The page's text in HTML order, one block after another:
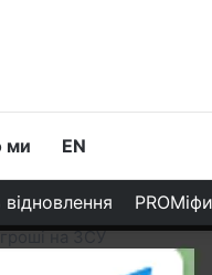
ми EN
PROМіфи
на ЗСУ